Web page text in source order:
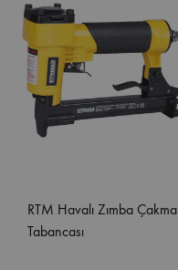
RTM Havalı Zımba Çakma
Tabancası